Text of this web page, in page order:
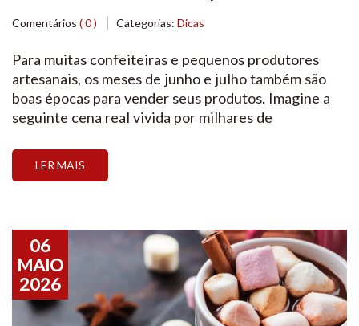
típicos
Comentários ( 0 ) Categorias: Dicas
Para muitas confeiteiras e pequenos produtores
artesanais, os meses de junho e julho também são
boas épocas para vender seus produtos. Imagine a
seguinte cena real vivida por milhares de
de bolo de milho, paçoca e canjica começam a
chegar sem parar pelo WhatsApp, a cozinha fica
LER MAIS
06
MAIO
2026